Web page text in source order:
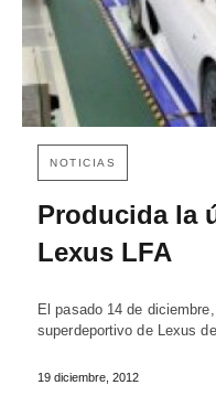
NOTICIAS
Producida la
Lexus LFA
El pasado 14 de
superdeportivo de Lexus
19 diciembre, 2012